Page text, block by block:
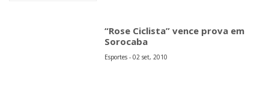
“Rose Ciclista” vence prova em
Sorocaba
Esportes - 02 set, 2010